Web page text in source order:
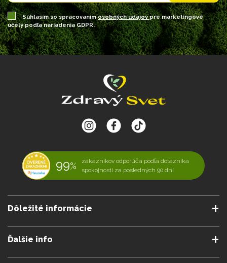
Súhlasím so spracovanímosobných údajovpre marketingové
účely podľa nariadenia GDPR.
99%
zákazníkov odporúča podľa dotazníka
spokojnosti za posledných 90 dní
Dôležité informácie
Ďalšie info